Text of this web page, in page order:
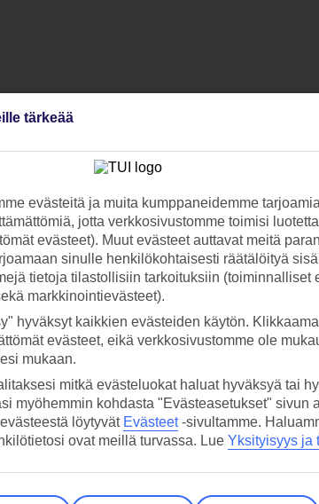
tärkeää
evästeitä ja muita kumppaneidemme
jotta verkkosivustomme toimisi
evästeet). Muut evästeet auttavat meitä
sinulle henkilökohtaisesti räätälöityä
tietoja tilastollisiin tarkoituksiin (toiminnalliset
markkinointievästeet).
hyväksyt kaikkien evästeiden käytön.
evästeet, eikä verkkosivustomme ole
mukaan.
mitkä evästeluokat haluat hyväksyä tai
myöhemmin kohdasta "Evästeasetukset" sivun
löytyvät Evästeet-sivultamme.
ovat meillä turvassa. Lue Yksityisyys ja